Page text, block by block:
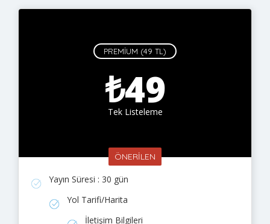
PREMIUM (49 TL)
₺49
Tek Listeleme
ÖNERİLEN
Yayın Süresi : 30 gün
Yol Tarifi/Harita
İletişim Bilgileri